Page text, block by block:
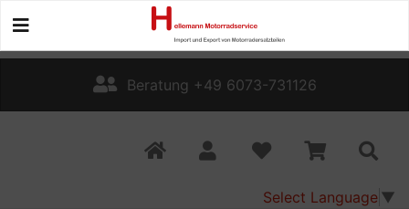
Beratung +49 6073-731126
Select Language ▼